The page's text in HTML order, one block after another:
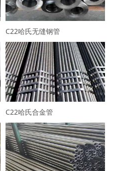
C22哈氏无缝钢管
C22哈氏合金管